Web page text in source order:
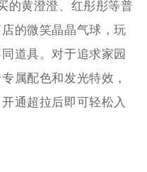
的黄澄澄、红彤彤等普
的微笑晶晶气球，玩
道具。对于追求家园
属配色和发光特效，
通超拉后即可轻松入